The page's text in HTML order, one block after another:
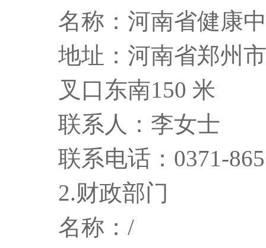
名称： 河南省健康
地址：河南省郑州
叉口东南150 米
联系人：李女士
联系电话：0371-
2.财政部门
名称：/